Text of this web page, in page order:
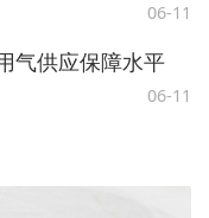
06-11
气供应保障水平
06-11